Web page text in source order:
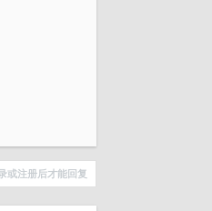
或注册后才能回复